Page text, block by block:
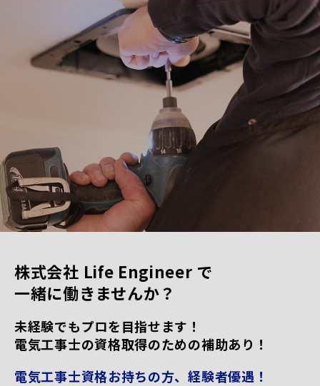
株式会社 Life Engineer で
一緒に働きませんか？
未経験でもプロを目指せます！
電気工事士の資格取得のための補助あり！
電気工事士資格お持ちの方、経験者優遇！